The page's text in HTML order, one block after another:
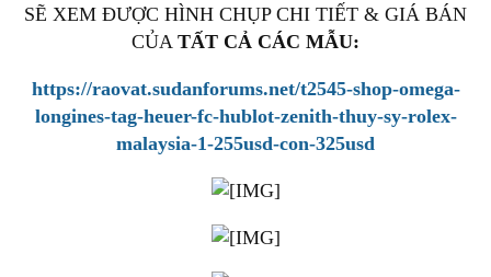
SẼ XEM ĐƯỢC HÌNH CHỤP CHI TIẾT & GIÁ BÁN
CỦA TẤT CẢ CÁC MẪU:
https://raovat.sudanforums.net/t2545-shop-omega-
longines-tag-heuer-fc-hublot-zenith-thuy-sy-rolex-
malaysia-1-255usd-con-325usd